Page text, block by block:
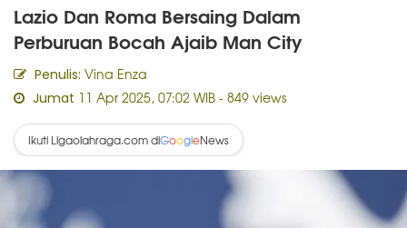
Lazio Dan Roma Bersaing Dalam
Perburuan Bocah Ajaib Man City
Penulis: Vina Enza
Jumat 11 Apr 2025, 07:02 WIB - 849 views
Ikuti Ligaolahraga.com diGoogleNews